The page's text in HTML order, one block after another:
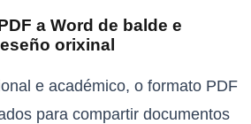
a Word de balde e
orixinal
e académico, o formato PDF
para compartir documentos